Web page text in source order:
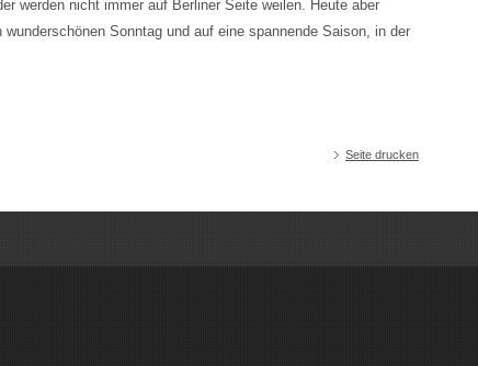
werden nicht immer auf Berliner Seite weilen. Heute aber
Sonntag und auf eine spannende Saison, in der
Seite drucken